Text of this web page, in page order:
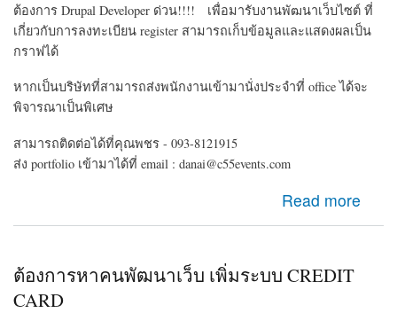
ต้องการ Drupal Developer ด่วน!!!! เพื่อมารับงานพัฒนาเว็บไซต์ ที่
เกี่ยวกับการลงทะเบียน register สามารถเก็บข้อมูลและแสดงผลเป็น
กราฟได้
หากเป็นบริษัทที่สามารถส่งพนักงานเข้ามานั่งประจำที่ office ได้จะ
พิจารณาเป็นพิเศษ
สามารถติดต่อได้ที่คุณพชร - 093-8121915
ส่ง portfolio เข้ามาได้ที่ email : danai@c55events.com
Read more
ต้องการหาคนพัฒนาเว็บ เพิ่มระบบ CREDIT
CARD